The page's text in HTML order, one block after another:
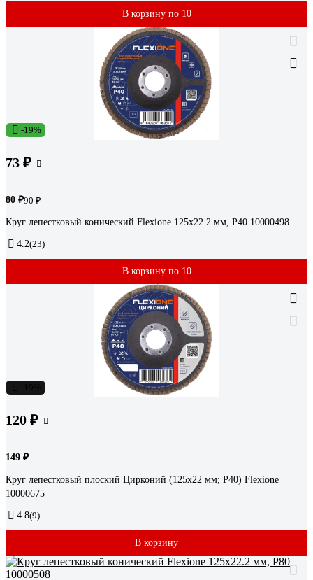
В корзину по 10
-19%
73 ₽
80 ₽90 ₽
Круг лепестковый конический Flexione 125x22.2 мм, Р40 10000498
4.2(23)
В корзину по 10
120 ₽
149 ₽
Круг лепестковый плоский Цирконий (125x22 мм; Р40) Flexione
10000675
4.8(9)
В корзину